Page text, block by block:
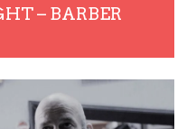
– BARBER